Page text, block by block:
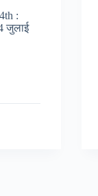
में
:
जुलाई